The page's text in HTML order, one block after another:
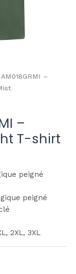
–
–
T-shirt
peigné
peigné
2XL, 3XL